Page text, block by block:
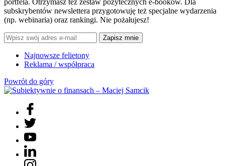
subskrybentów newslettera przygotowuję też specjalne wydarzenia
(np. webinaria) oraz rankingi. Nie pożałujesz!
Zapisz mnie
Najnowsze felietony
Reklama / współpraca
Powrót do góry